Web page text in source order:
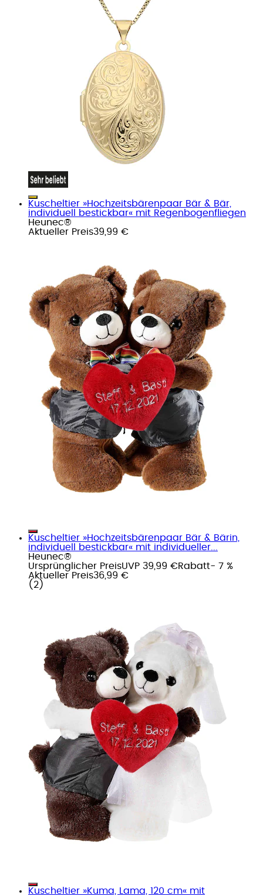
Kuscheltier »Hochzeitsbärenpaar Bär & Bär,
individuell bestickbar« mit Regenbogenfliegen
Heunec®
Aktueller Preis39,99 €
Kuscheltier »Hochzeitsbärenpaar Bär & Bärin,
individuell bestickbar« mit individueller...
Heunec®
Ursprünglicher PreisUVP 39,99 €Rabatt- 7 %
Aktueller Preis36,99 €
( 2 )
Kuscheltier »Kuma, Lama, 120 cm« mit